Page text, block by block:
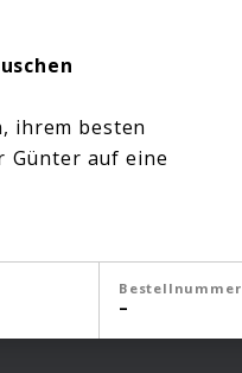
ihrem besten
Günter auf eine
Bestellnummer
–